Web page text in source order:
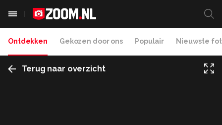
Ontdekken Gekozen door ons Populair Nieuwste
Terug naar overzicht